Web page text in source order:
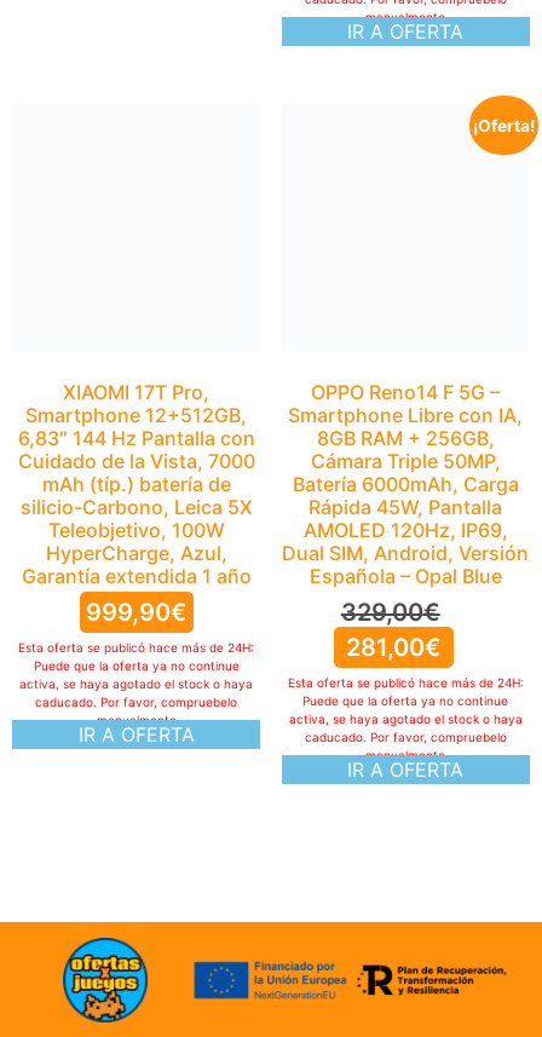
IR A OFERTA
manualmente
IR A OFERTA
Esta oferta se publicó hace más de 24H:
Puede que la oferta ya no continue
activa, se haya agotado el stock o haya
caducado. Por favor, compruebelo
manualmente
¡Oferta!
OPPO Reno14 F 5G –
Smartphone Libre con IA,
8GB RAM + 256GB,
Cámara Triple 50MP,
Batería 6000mAh, Carga
Rápida 45W, Pantalla
AMOLED 120Hz, IP69,
Dual SIM, Android, Versión
Española – Opal Blue
329,00€
281,00€
IR A OFERTA
Esta oferta se publicó hace más de 24H:
Puede que la oferta ya no continue
activa, se haya agotado el stock o haya
caducado. Por favor, compruebelo
manualmente